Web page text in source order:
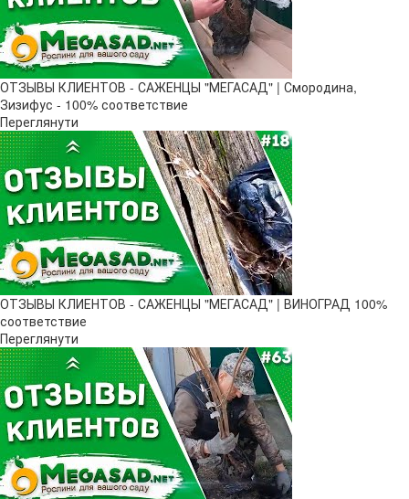
ОТЗЫВЫ КЛИЕНТОВ - САЖЕНЦЫ "МЕГАСАД" | Смородина,
Зизифус - 100% соответствие
Переглянути
ОТЗЫВЫ КЛИЕНТОВ - САЖЕНЦЫ "МЕГАСАД" | ВИНОГРАД 100%
соответствие
Переглянути